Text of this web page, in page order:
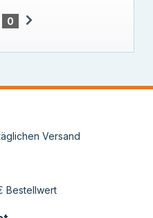
0
Versand
Bestellwert